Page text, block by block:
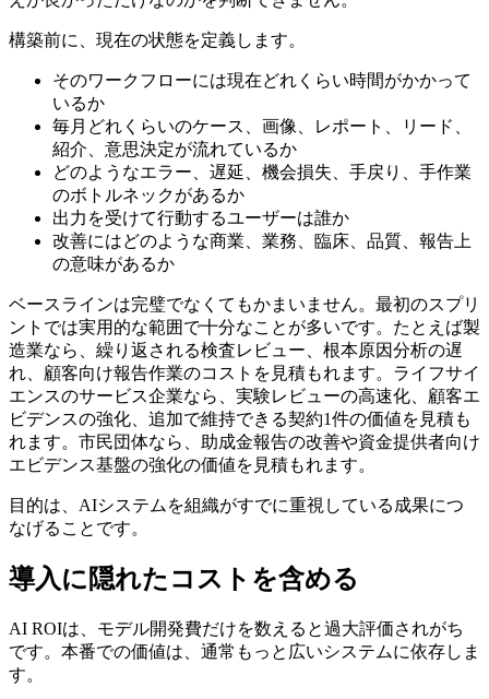
構築前に、現在の状態を定義します。
そのワークフローには現在どれくらい時間がかかって
いるか
毎月どれくらいのケース、画像、レポート、リード、
紹介、意思決定が流れているか
どのようなエラー、遅延、機会損失、手戻り、手作業
のボトルネックがあるか
出力を受けて行動するユーザーは誰か
改善にはどのような商業、業務、臨床、品質、報告上
の意味があるか
ベースラインは完璧でなくてもかまいません。最初のスプリ
ントでは実用的な範囲で十分なことが多いです。たとえば製
造業なら、繰り返される検査レビュー、根本原因分析の遅
れ、顧客向け報告作業のコストを見積もれます。ライフサイ
エンスのサービス企業なら、実験レビューの高速化、顧客エ
ビデンスの強化、追加で維持できる契約1件の価値を見積も
れます。市民団体なら、助成金報告の改善や資金提供者向け
エビデンス基盤の強化の価値を見積もれます。
目的は、AIシステムを組織がすでに重視している成果につ
なげることです。
導入に隠れたコストを含める
AI ROIは、モデル開発費だけを数えると過大評価されがち
です。本番での価値は、通常もっと広いシステムに依存しま
す。